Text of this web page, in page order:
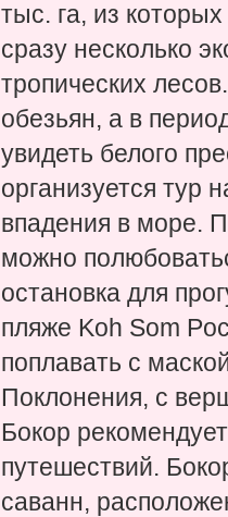
тыс. га, из
сразу несколько
тропических
обезьян, а в
увидеть белого
организуется тур
впадения в море.
можно
остановка для
пляже Koh Som
поплавать с
Поклонения, с
Бокор
путешествий.
саванн,